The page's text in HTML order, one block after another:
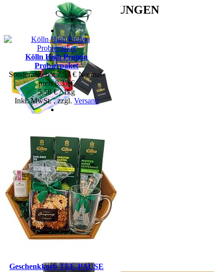
EILLES TEE Bio Tea
Diamonds Geschenke Beutel
mit feinen Butter Cookies
14,99 €
Inkl. MwSt.,zzgl.Versand
Kölln Müsli Crunchy Choc-
Choc-Choc, 8x400g Sparpaket
30,32 €
9,48 € / 1kg
Inkl. MwSt.,zzgl.
EMPFEHLUNGEN
Kölln High Protein
Probierpaket
Sonderangebot 7,53 € Normal­
preis 8,37 €
5,58 € / 1kg
Inkl. MwSt.,zzgl. Versand
Geschenkkorb TEE-PAUSE